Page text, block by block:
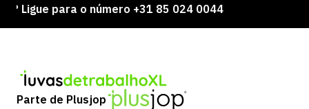
para o número +31 85 024 0044
Parte de Plusjop